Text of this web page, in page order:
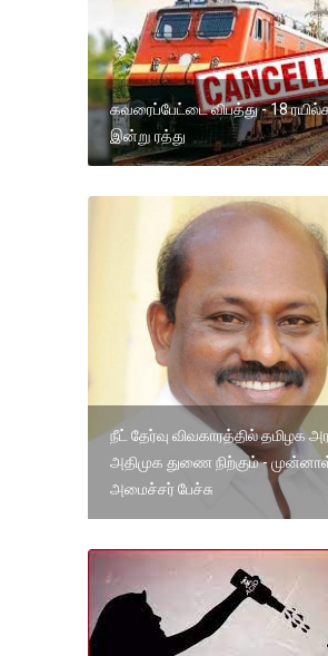
கவரைப்பேட்டை விபத்து - 18
இன்று ரத்து
நீட் தேர்வு விவகாரத்தில் தமிழக
அதிமுக துணை நிற்கும் -
அமைச்சர் பேச்சு